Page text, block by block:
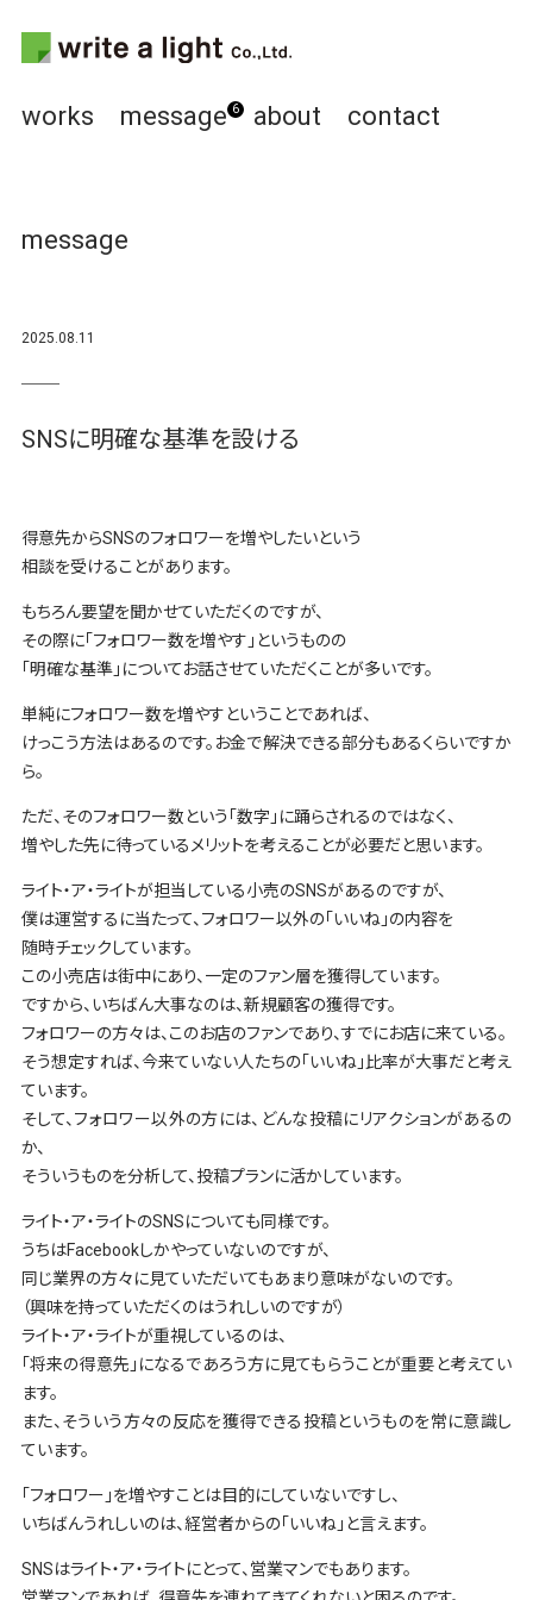
works message 6 about contact
message
2025.08.11
SNSに明確な基準を設ける
得意先からSNSのフォロワーを増やしたいという
相談を受けることがあります。
もちろん要望を聞かせていただくのですが、
その際に「フォロワー数を増やす」というものの
「明確な基準」についてお話させていただくことが多いです。
単純にフォロワー数を増やすということであれば、
けっこう方法はあるのです。お金で解決できる部分もあるくらいですか
ら。
ただ、そのフォロワー数という「数字」に踊らされるのではなく、
増やした先に待っているメリットを考えることが必要だと思います。
ライト・ア・ライトが担当している小売のSNSがあるのですが、
僕は運営するに当たって、フォロワー以外の「いいね」の内容を
随時チェックしています。
この小売店は街中にあり、一定のファン層を獲得しています。
ですから、いちばん大事なのは、新規顧客の獲得です。
フォロワーの方々は、このお店のファンであり、すでにお店に来ている。
そう想定すれば、今来ていない人たちの「いいね」比率が大事だと考え
ています。
そして、フォロワー以外の方には、どんな投稿にリアクションがあるの
か、
そういうものを分析して、投稿プランに活かしています。
ライト・ア・ライトのSNSについても同様です。
うちはFacebookしかやっていないのですが、
同じ業界の方々に見ていただいてもあまり意味がないのです。
（興味を持っていただくのはうれしいのですが）
ライト・ア・ライトが重視しているのは、
「将来の得意先」になるであろう方に見てもらうことが重要と考えてい
ます。
また、そういう方々の反応を獲得できる投稿というものを常に意識し
ています。
「フォロワー」を増やすことは目的にしていないですし、
いちばんうれしいのは、経営者からの「いいね」と言えます。
SNSはライト・ア・ライトにとって、営業マンでもあります。